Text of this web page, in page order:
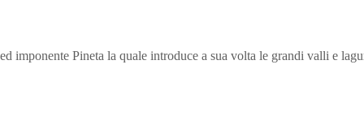
imponente Pineta la quale introduce a sua volta le grandi valli e